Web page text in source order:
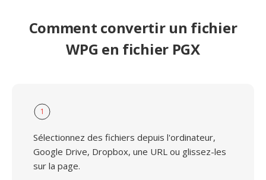
Comment convertir un fichier
WPG en fichier PGX
1
Sélectionnez des fichiers depuis l'ordinateur,
Google Drive, Dropbox, une URL ou glissez-les
sur la page.